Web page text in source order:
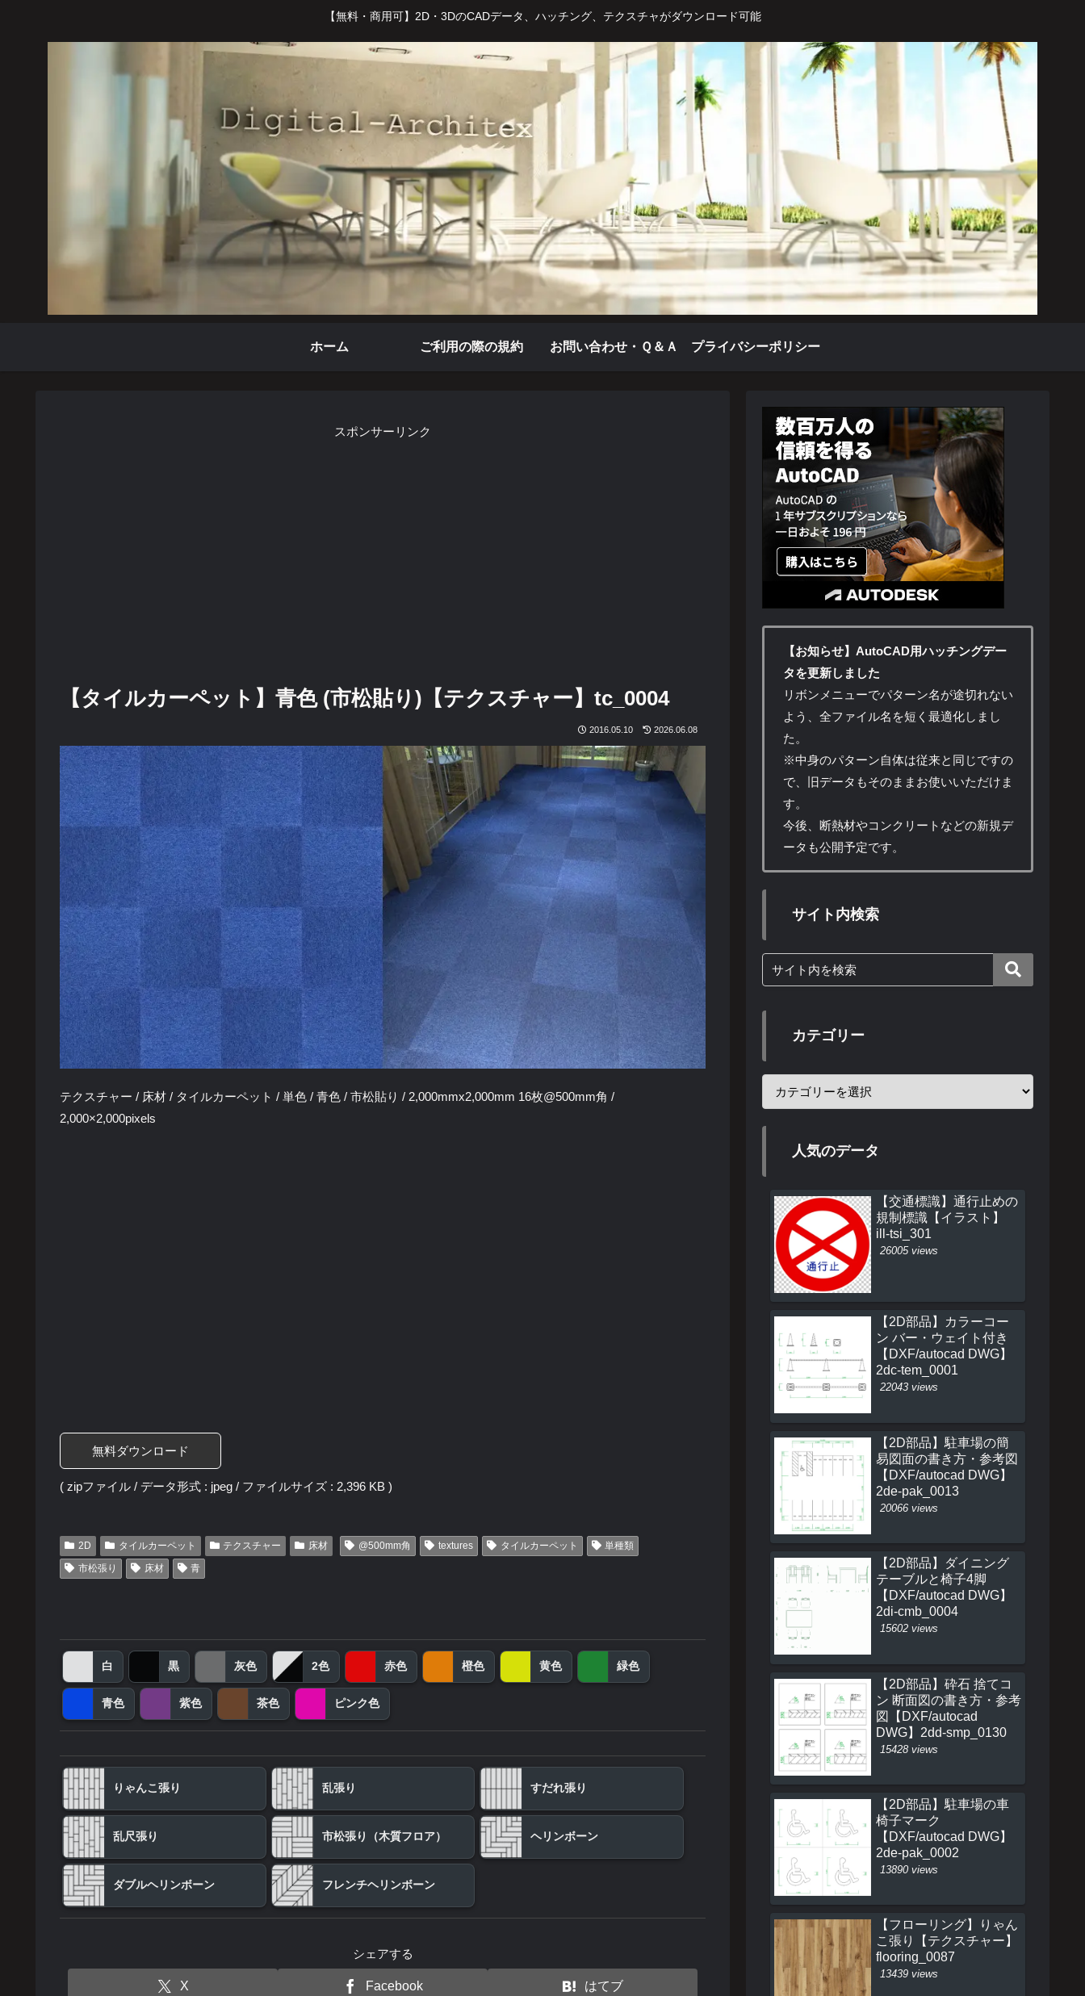
【無料・商用可】2D・3DのCADデータ、ハッチング、テクスチャがダウンロード可能
ホーム ご利用の際の規約 お問い合わせ・Ｑ＆Ａ プライバシーポリシー
スポンサーリンク
【タイルカーペット】青色 (市松貼り)【テクスチャー】tc_0004
2016.05.10 2026.06.08
テクスチャー / 床材 / タイルカーペット / 単色 / 青色 / 市松貼り / 2,000mmx2,000mm 16枚@500mm角 /
2,000×2,000pixels
無料ダウンロード
( zipファイル / データ形式 : jpeg / ファイルサイズ : 2,396 KB )
2D タイルカーペット テクスチャー 床材 @500mm角 textures タイルカーペット
単種類
市松張り
床材 青
白 黒 灰色 2色 赤色 橙色 黄色 緑色
青色 紫色 茶色 ピンク色
りゃんこ張り 乱張り すだれ張り
乱尺張り 市松張り（木質フロア） ヘリンボーン
ダブルヘリンボーン フレンチヘリンボーン
シェアする
X Facebook はてブ
【お知らせ】AutoCAD用ハッチングデー
タを更新しました
リボンメニューでパターン名が途切れない
よう、全ファイル名を短く最適化しまし
た。
※中身のパターン自体は従来と同じですの
で、旧データもそのままお使いいただけま
す。
今後、断熱材やコンクリートなどの新規デ
ータも公開予定です。
サイト内検索
カテゴリー
人気のデータ
【交通標識】通行止めの
規制標識【イラスト】
ill-tsi_301
26005 views
【2D部品】カラーコー
ン バー・ウェイト付き
【DXF/autocad DWG】
2dc-tem_0001
22043 views
【2D部品】駐車場の簡
易図面の書き方・参考図
【DXF/autocad DWG】
2de-pak_0013
20066 views
【2D部品】ダイニング
テーブルと椅子4脚
【DXF/autocad DWG】
2di-cmb_0004
15602 views
【2D部品】砕石 捨てコ
ン 断面図の書き方・参考
図【DXF/autocad
DWG】2dd-smp_0130
15428 views
【2D部品】駐車場の車
椅子マーク
【DXF/autocad DWG】
2de-pak_0002
13890 views
【フローリング】りゃん
こ張り【テクスチャー】
flooring_0087
13439 views